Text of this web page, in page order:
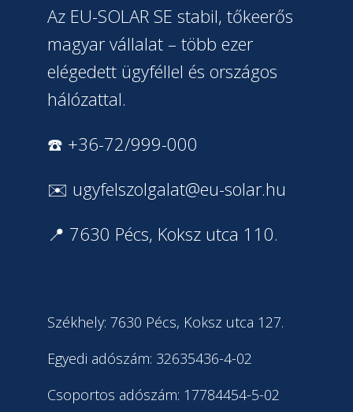
Az EU-SOLAR SE stabil, tőkeerős
magyar vállalat – több ezer
elégedett ügyféllel és országos
hálózattal.
☎️ +36-72/999-000
✉️ ugyfelszolgalat@eu-solar.hu
📍 7630 Pécs, Koksz utca 110.
Székhely: 7630 Pécs, Koksz utca 127.
Egyedi adószám: 32635436-4-02
Csoportos adószám: 17784454-5-02